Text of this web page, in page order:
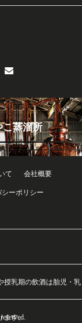
こ蒸溜所
て 会社概要
シーポリシー
授乳期の飲酒は胎児・乳
ます。